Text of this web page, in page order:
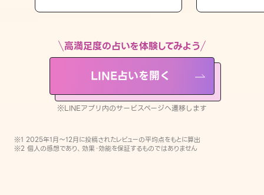
LINE占いを開く
※LINEアプリ内のサービスページへ遷移します
高満足度の占いを体験してみよう
LINE占いを開く
※LINEアプリ内のサービスページへ遷移します
※1 2025年1月〜12月に投稿されたレビューの平均点をもとに算出
※2 個人の感想であり、効果・効能を保証するものではありません